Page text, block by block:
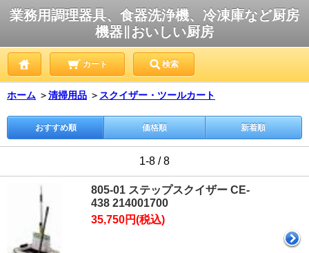
業務用調理器具、食器洗浄機、冷凍庫など厨房
機器∥おいしい厨房
カート 検索
ホーム ＞清掃用品 ＞ スクイザー・ツールカート
おすすめ順 価格順 新着順
1-8 / 8
805-01 ステップスクイザー CE-
438 214001700
35,750円(税込)